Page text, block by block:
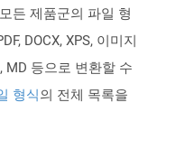
든 제품군의 파일 형
DOCX, XPS, 이미지
MD 등으로 변환할 수
형식의 전체 목록을